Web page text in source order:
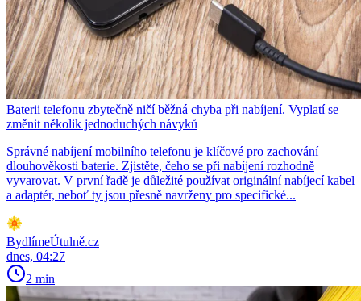
Baterii telefonu zbytečně ničí běžná chyba při nabíjení. Vyplatí se
změnit několik jednoduchých návyků
Správné nabíjení mobilního telefonu je klíčové pro zachování
dlouhověkosti baterie. Zjistěte, čeho se při nabíjení rozhodně
vyvarovat. V první řadě je důležité používat originální nabíjecí kabel
a adaptér, neboť ty jsou přesně navrženy pro specifické...
BydlímeÚtulně.cz
dnes, 04:27
2 min